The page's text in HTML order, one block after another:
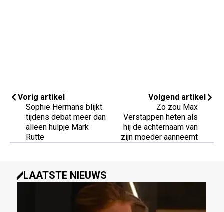
Vorig artikel
Sophie Hermans blijkt
tijdens debat meer dan
alleen hulpje Mark
Rutte
Volgend artikel
Zo zou Max
Verstappen heten als
hij de achternaam van
zijn moeder aanneemt
LAATSTE NIEUWS